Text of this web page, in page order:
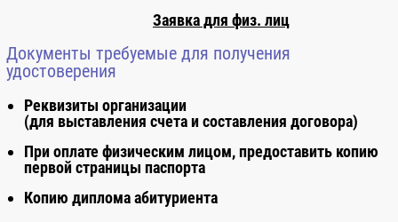
Инновации в
строительстве
4.1.
Автоматизация
управления
строительством и
городскими
Заявка для физ. лиц
Документы требуемые для получения
удостоверения
Реквизиты организации
(для выставления счета и составления договора)
При оплате физическим лицом, предоставить копию
первой страницы паспорта
Копию диплома абитуриента